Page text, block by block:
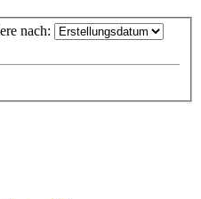
nach: